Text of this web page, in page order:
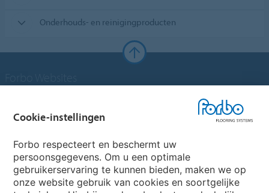
Onderhouds- en reinigingproducten
Forbo Flooring Systems
Forbo Movement Systems
Cookie-instellingen
Forbo respecteert en beschermt uw
persoonsgegevens. Om u een optimale
gebruikerservaring te kunnen bieden, maken we op
onze website gebruik van cookies en soortgelijke